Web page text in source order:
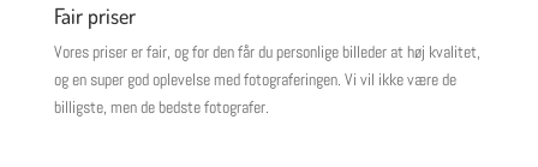
Fair priser
Vores priser er fair, og for den får du personlige billeder at høj kvalitet,
og en super god oplevelse med fotograferingen. Vi vil ikke være de
billigste, men de bedste fotografer.